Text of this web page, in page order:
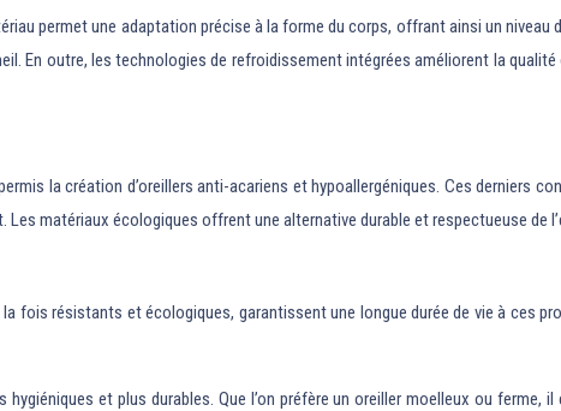
permet une adaptation précise à la forme du corps, offrant ainsi un
outre, les technologies de refroidissement intégrées améliorent la qualité
la création d’oreillers anti-acariens et hypoallergéniques. Ces derniers
matériaux écologiques offrent une alternative durable et respectueuse de
fois résistants et écologiques, garantissent une longue durée de vie à ces
et plus durables. Que l’on préfère un oreiller moelleux ou ferme,